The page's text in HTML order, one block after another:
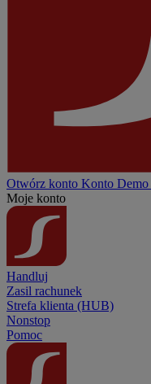
Otwórz konto Konto Demo
Moje konto
Handluj
Zasil rachunek
Strefa klienta (HUB)
Nonstop
Pomoc